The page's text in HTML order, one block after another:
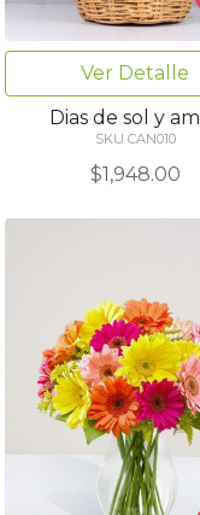
Ver Detalle
Dias de sol y
SKU CAN010
$1,948.00